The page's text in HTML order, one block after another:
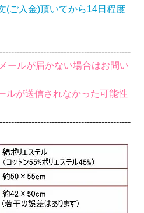
ご入金)頂いてから14日程度
ールが届かない場合はお問い
ルが送信されなかった可能性